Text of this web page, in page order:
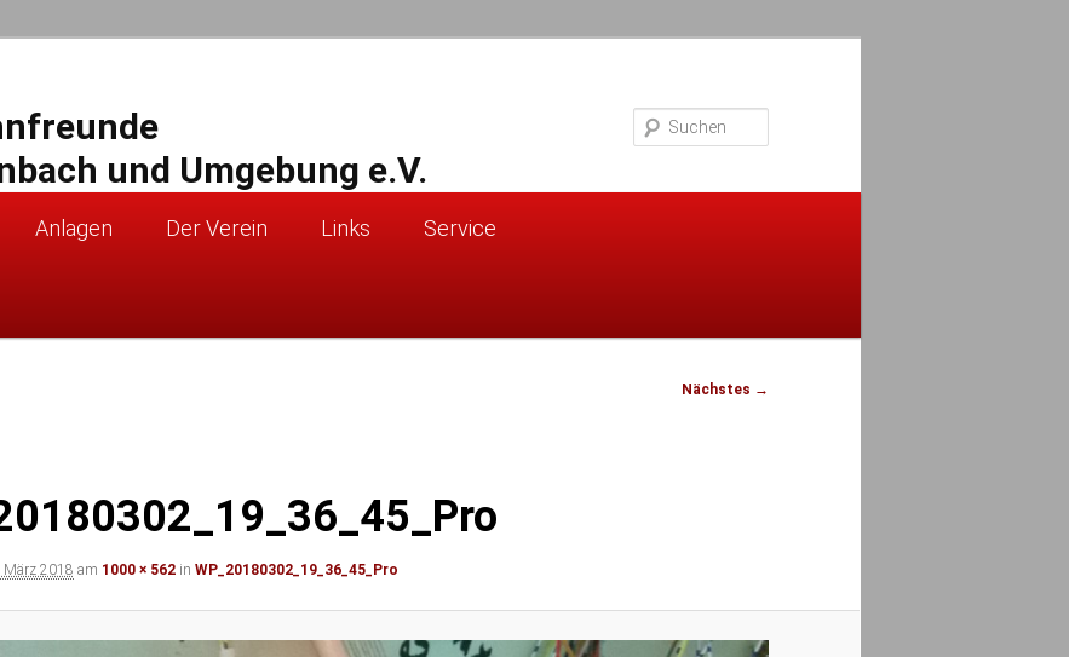
und Umgebung e.V.
Anlagen Der Verein Links Service
Nächstes →
März 2018 am 1000 × 562in WP_20180302_19_36_45_Pro